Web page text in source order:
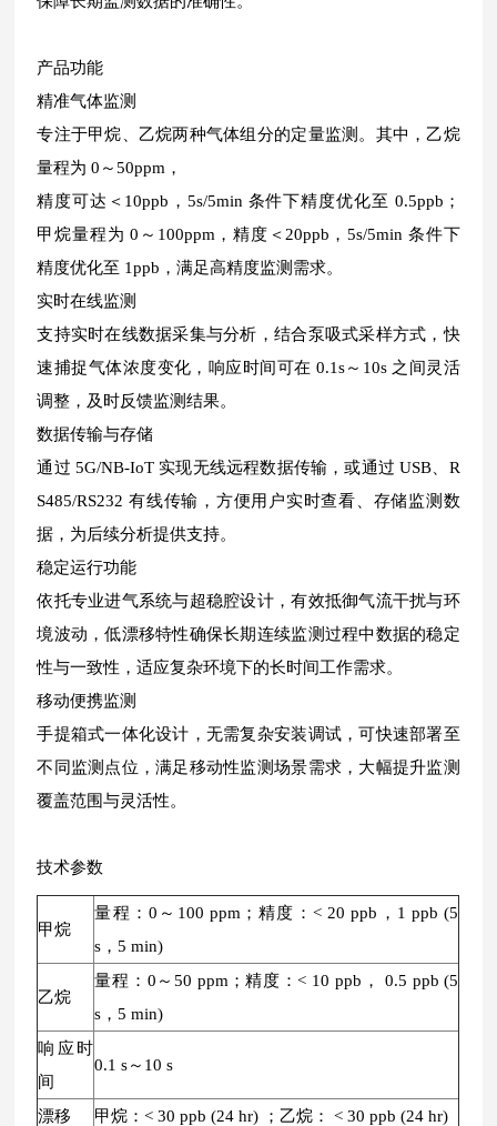
产品功能
精准气体监测
专注于甲烷、乙烷两种气体组分的定量监测。其中，乙烷
量程为 0～50ppm，
精度可达＜10ppb，5s/5min 条件下精度优化至 0.5ppb；
甲烷量程为 0～100ppm，精度＜20ppb，5s/5min 条件下
精度优化至 1ppb，满足高精度监测需求。
实时在线监测
支持实时在线数据采集与分析，结合泵吸式采样方式，快
速捕捉气体浓度变化，响应时间可在 0.1s～10s 之间灵活
调整，及时反馈监测结果。
数据传输与存储
通过 5G/NB-IoT 实现无线远程数据传输，或通过 USB、R
S485/RS232 有线传输，方便用户实时查看、存储监测数
据，为后续分析提供支持。
稳定运行功能
依托专业进气系统与超稳腔设计，有效抵御气流干扰与环
境波动，低漂移特性确保长期连续监测过程中数据的稳定
性与一致性，适应复杂环境下的长时间工作需求。
移动便携监测
手提箱式一体化设计，无需复杂安装调试，可快速部署至
不同监测点位，满足移动性监测场景需求，大幅提升监测
覆盖范围与灵活性。
技术参数
甲烷
量程：0～100 ppm；精度：< 20 ppb，1 ppb (5
s，5 min)
乙烷
量程：0～50 ppm；精度：< 10 ppb， 0.5 ppb (5
s，5 min)
响应时
间
0.1 s～10 s
漂移
甲烷：< 30 ppb (24 hr) ；乙烷： < 30 ppb (24 hr)